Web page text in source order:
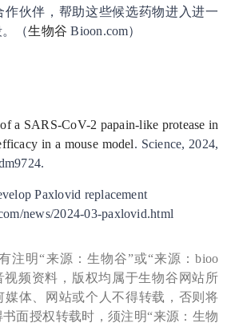
作伙伴，帮助这些候选药物进入进一
（生物谷 Bioon.com）
a SARS-CoV-2 papain-like protease in
in a mouse model. Science, 2024,
Paxlovid replacement
news/2024-03-paxlovid.html
注明“来源：生物谷”或“来源：bioo
视频资料，版权均属于生物谷网站所
媒体、网站或个人不得转载，否则将
面授权转载时，须注明“来源：生物